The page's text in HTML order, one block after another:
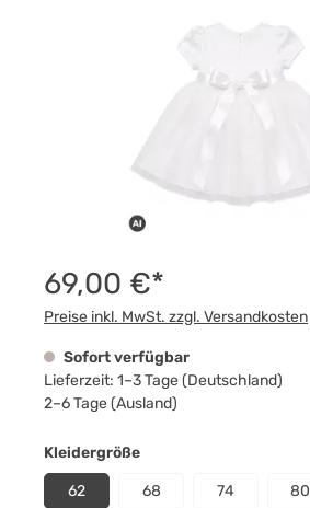
69,00 €*
Preise inkl. MwSt. zzgl. Versandkosten
Sofort verfügbar
Lieferzeit: 1–3 Tage (Deutschland)
2–6 Tage (Ausland)
Kleidergrößeauswählen
62 68 74 80